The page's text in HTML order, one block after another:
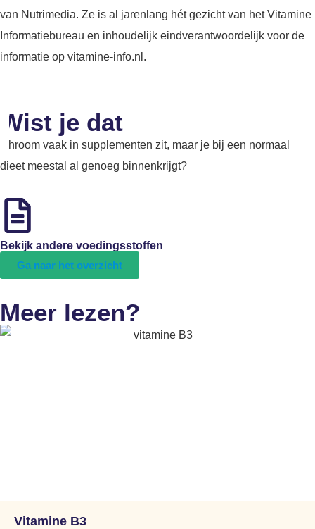
van Nutrimedia. Ze is al jarenlang hét gezicht van het Vitamine
Informatiebureau en inhoudelijk eindverantwoordelijk voor de
informatie op vitamine-info.nl.
Wist je dat
Chroom vaak in supplementen zit, maar je bij een normaal
dieet meestal al genoeg binnenkrijgt?
Bekijk andere voedingsstoffen
Ga naar het overzicht
Meer lezen?
Vitamine B3